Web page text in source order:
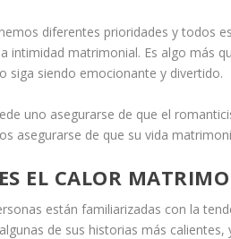
diferentes prioridades y todos
intimidad matrimonial. Es algo más
siga siendo emocionante y divertido.
uno asegurarse de que el
asegurarse de que su vida
EL CALOR
están familiarizadas con la
de sus historias más